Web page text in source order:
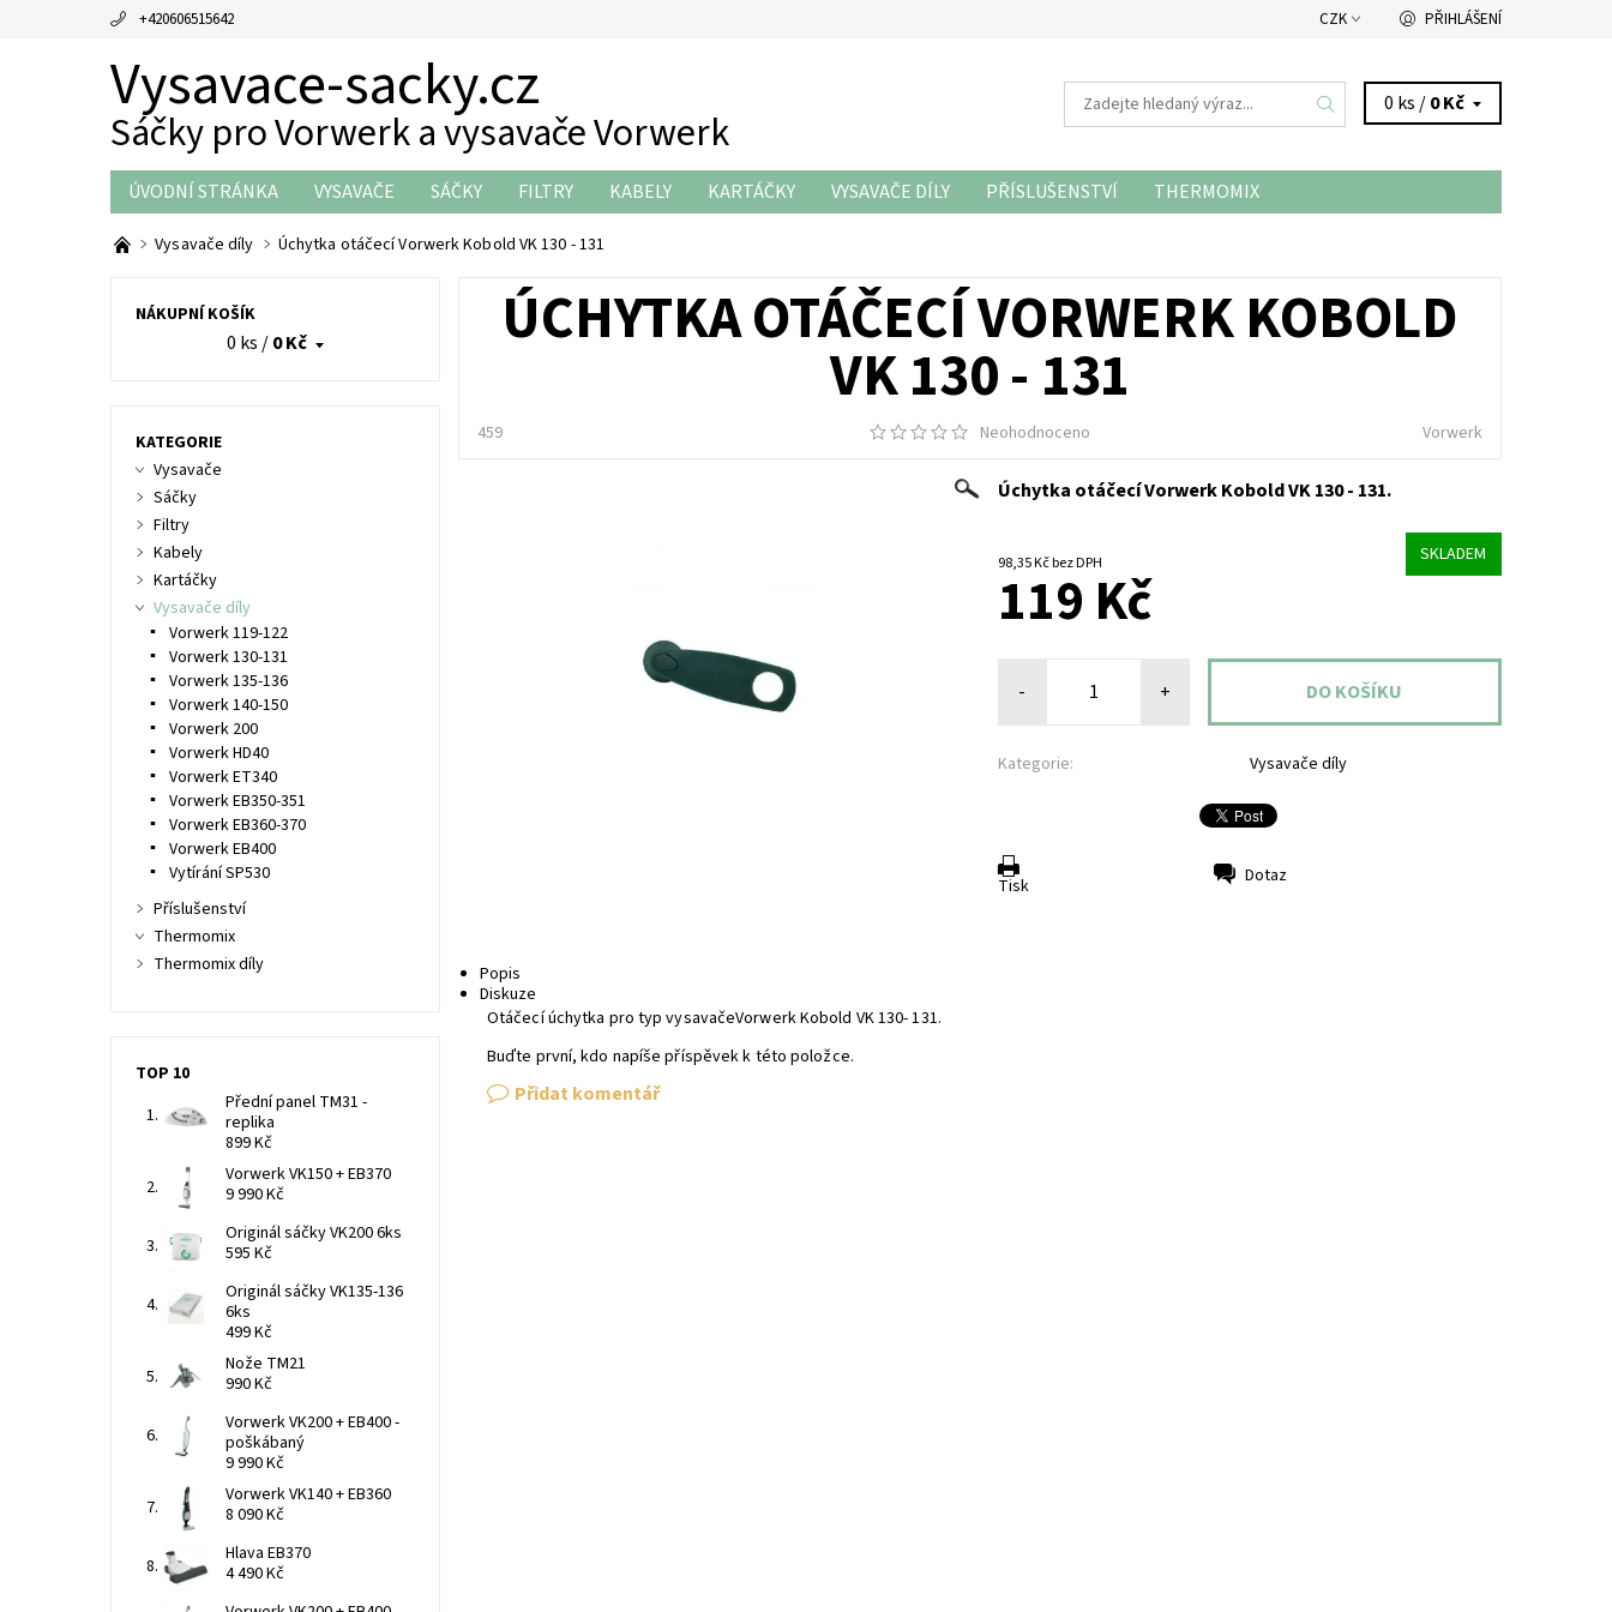
+420606515642 CZK PŘIHLÁŠENÍ
Vysavace-sacky.cz
Sáčky pro Vorwerk a vysavače Vorwerk
0 ks /0 Kč
ÚVODNÍ STRÁNKA VYSAVAČE SÁČKY FILTRY KABELY KARTÁČKY VYSAVAČE DÍLY PŘÍSLUŠENSTVÍ
THERMOMIX
THERMOMIX DÍLY
OBCHODNÍ PODMÍNKY KONTAKTY
Vysavače díly Úchytka otáčecí Vorwerk Kobold VK 130 - 131
ÚCHYTKA OTÁČECÍ VORWERK KOBOLD
VK 130 - 131
459 Neohodnoceno Vorwerk
Úchytka otáčecí Vorwerk Kobold VK 130 - 131.
98,35 Kč bez DPH SKLADEM
119 Kč
- +
Kategorie: Vysavače díly
Tisk Dotaz
Popis
Diskuze
Otáčecí úchytka pro typ vysavačeVorwerk Kobold VK 130- 131.
Buďte první, kdo napíše příspěvek k této položce.
Přidat komentář
NÁKUPNÍ KOŠÍK
0 ks /0 Kč
KATEGORIE
Vysavače
Sáčky
Filtry
Kabely
Kartáčky
Vysavače díly
Vorwerk 119-122
Vorwerk 130-131
Vorwerk 135-136
Vorwerk 140-150
Vorwerk 200
Vorwerk HD40
Vorwerk ET340
Vorwerk EB350-351
Vorwerk EB360-370
Vorwerk EB400
Vytírání SP530
Příslušenství
Thermomix
Thermomix díly
TOP 10
Přední panel TM31 -
replika
899 Kč
Vorwerk VK150 + EB370
9 990 Kč
Originál sáčky VK200 6ks
595 Kč
Originál sáčky VK135-136
6ks
499 Kč
Nože TM21
990 Kč
Vorwerk VK200 + EB400 -
poškábaný
9 990 Kč
Vorwerk VK140 + EB360
8 090 Kč
Hlava EB370
4 490 Kč